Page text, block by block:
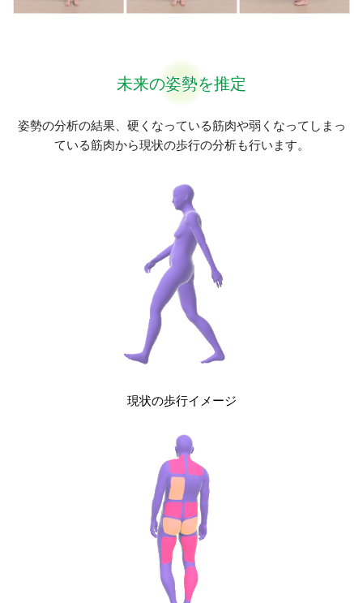
未来の姿勢を推定
姿勢の分析の結果、硬くなっている筋肉や弱くなってしまっ
ている筋肉から現状の歩行の分析も行います。
現状の歩行イメージ